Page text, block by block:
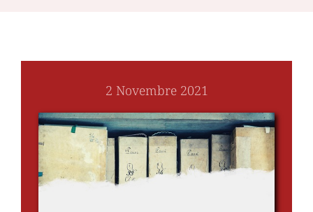
2 Novembre 2021